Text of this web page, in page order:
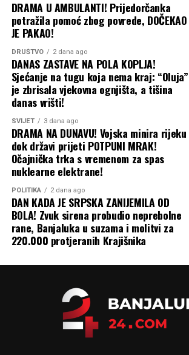
Podsjećamo i da je CAPITAL godinama
Eleku i njegovim poslovnim potezima
javnim nabavkama OC Jahorina, što je
Tužilaštva BiH. Branio se uglavnom
zbog čega je pravosnažno osuđen i
nekoliko tužbi.
Capital
DRAMA U AMBULANTI! Prijedorčanka
potražila pomoć zbog povrede, DOČEKAO
JE PAKAO!
DRUŠTVO 2 dana ago
DANAS ZASTAVE NA POLA KOPLJA!
Sjećanje na tugu koja nema kraj: “Oluja”
je zbrisala vjekovna ognjišta, a tišina
danas vrišti!
SVIJET 3 dana ago
DRAMA NA DUNAVU! Vojska minira rijeku
dok državi prijeti POTPUNI MRAK!
Očajnička trka s vremenom za spas
nuklearne elektrane!
POLITIKA 2 dana ago
DAN KADA JE SRPSKA ZANIJEMILA OD
BOLA! Zvuk sirena probudio neprebolne
rane, Banjaluka u suzama i molitvi za
220.000 protjeranih Krajišnika